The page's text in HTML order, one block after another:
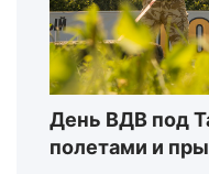
День ВДВ под
полетами и